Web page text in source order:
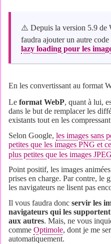
⚠️​​ Depuis la version 5.9 de
faudra ajouter un autre
lazy loading pour les
En les convertissant au format
Le format WebP, quant à lui,
dans le but de remplacer les
existants tout en les
Selon Google, les images sans
petites que les images PNG et
plus petites que les images
Point positif, les images
prises en charge. Par contre, le
les navigateurs ne lisent pas
Il vous faudra donc servir les
navigateurs qui les
aux autres. Mais, ne vous
comme Optimole, dont je me
automatiquement.